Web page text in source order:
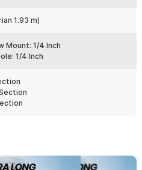
kombinasi ideal antara bobot
nyaman digunakan dalam waktu
benturan ringan dan
M sesuai kebutuhan fotografi dan
desain teleskopik
1.93 m)
Mount: 1/4 Inch
1/4 Inch